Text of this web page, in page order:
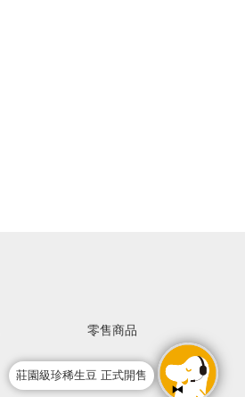
零售商品
莊園級珍稀生豆 正式開售